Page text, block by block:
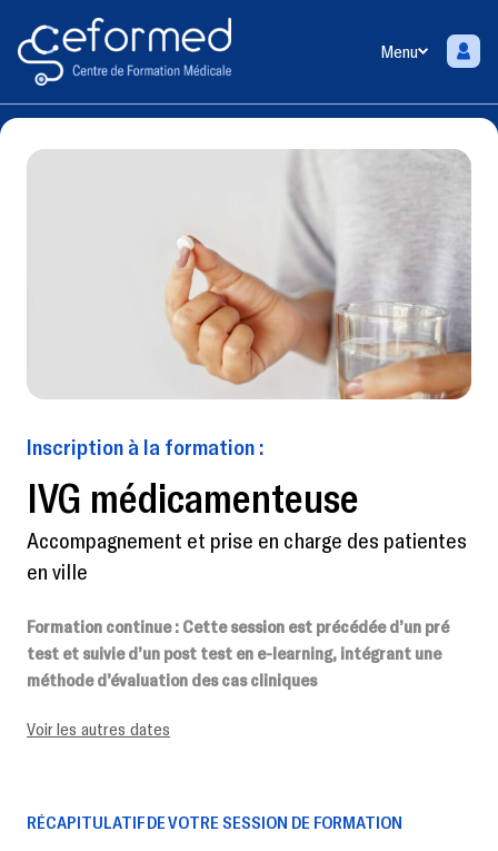
Menu
Inscription à la formation :
IVG médicamenteuse
Accompagnement et prise en charge des patientes
en ville
Formation continue: Cette session est précédée d’un pré
test et suivie d’un post test en e-learning, intégrant une
méthode d’évaluation des cas cliniques
Voir les autres dates
RÉCAPITULATIF DE VOTRE SESSION DE FORMATION